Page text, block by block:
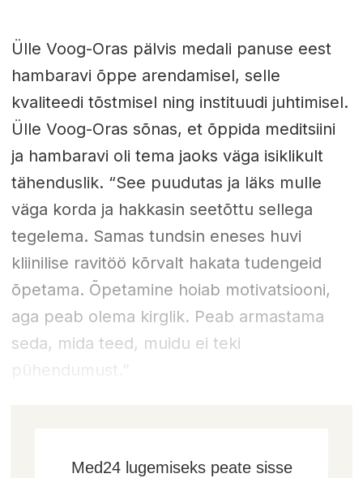
Ülle Voog-Oras pälvis medali panuse eest
hambaravi õppe arendamisel, selle
kvaliteedi tõstmisel ning instituudi juhtimisel.
Ülle Voog-Oras sõnas, et õppida meditsiini
ja hambaravi oli tema jaoks väga isiklikult
tähenduslik. “See puudutas ja läks mulle
väga korda ja hakkasin seetõttu sellega
tegelema. Samas tundsin eneses huvi
kliinilise ravitöö kõrvalt hakata tudengeid
õpetama. Õpetamine hoiab motivatsiooni,
aga peab olema kirglik. Peab armastama
seda, mida teed, muidu ei teki
pühendumust.”
Med24 lugemiseks peate sisse